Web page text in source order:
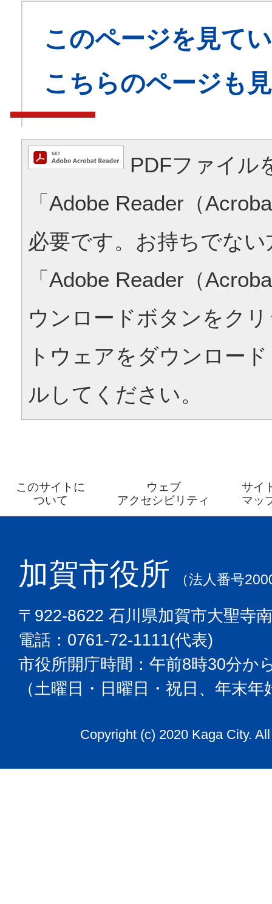
このページを見て
こちらのページも
PDFファイル
「Adobe Reader（
必要です。お持ちでな
「Adobe Reader（
ウンロードボタンをク
トウェアをダウンロー
ルしてください。
このサイトに
ついて
ウェブ
アクセシビリティ
サイ
マッ
加賀市役所 （法人番号
〒922-8622 石川県加賀市大聖寺
電話：0761-72-1111(代表)
市役所開庁時間：午前8時30分か
（土曜日・日曜日・祝日、年末
Copyright (c) 2020 Kaga City.